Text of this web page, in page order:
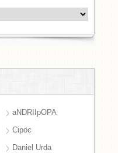
aNDRIIpOPA
Cipoc
Daniel Urda